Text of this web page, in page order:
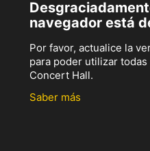
navegador está
Por favor, actualice la
para poder utilizar
Concert Hall.
Saber más